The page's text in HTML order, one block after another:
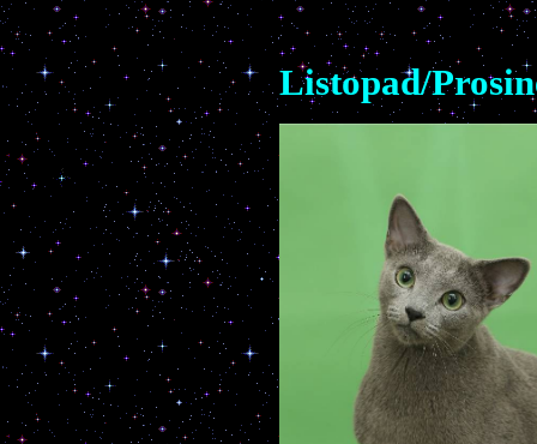
Listopad/